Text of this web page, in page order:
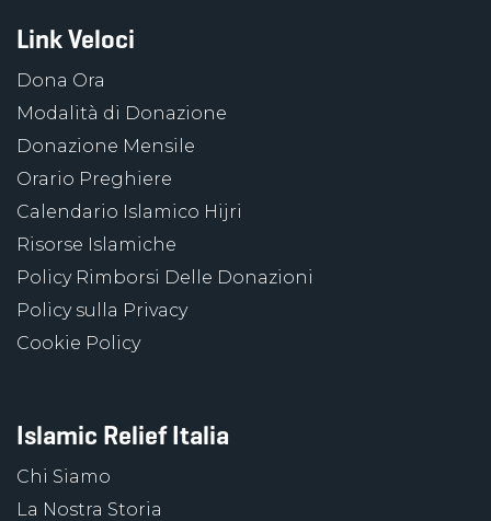
Link Veloci
Dona Ora
Modalità di Donazione
Donazione Mensile
Orario Preghiere
Calendario Islamico Hijri
Risorse Islamiche
Policy Rimborsi Delle Donazioni
Policy sulla Privacy
Cookie Policy
Islamic Relief Italia
Chi Siamo
La Nostra Storia